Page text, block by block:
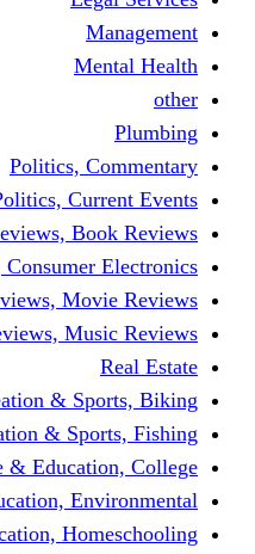
Politics,
Politics,
Product Reviews,
Product Reviews,
Product Reviews,
Product Reviews,
Recreation &
Recreation &
Reference &
Reference & Education,
Reference & Education,